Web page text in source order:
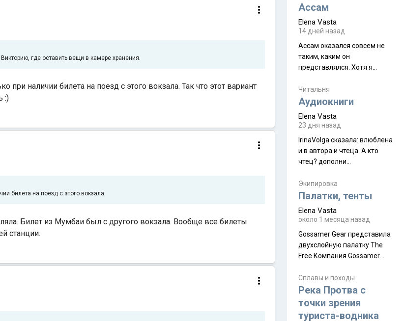
где оставить вещи в камере хранения.
наличии билета на поезд с этого вокзала. Так что этот вариант
:)
билета на поезд с этого вокзала.
Билет из Мумбаи был с другого вокзала. Вообще все билеты
станции.
Ассам
Elena Vasta
14 дней назад
Ассам оказался совсем не
таким, каким он
представлялся. Хотя я
краешек, но все же схватила
ауру штата, как-то он меня
природа, мягкие
такая как бы переходная
ступень между привычной
нам Индией и остальными
надеюсь увидеть.
Читальня
Аудиокниги
Elena Vasta
23 дня назад
IrinaVolga сказалa: влюблена
и в автора и чтеца. А кто
чтец? дополни
Экипировка
Палатки, тенты
Elena Vasta
около 1 месяца назад
Gossamer Gear представила
двухслойную палатку The
Free Компания Gossamer
туристическую палатку The
Free, которая стала первой
ультралегкой моделью в
Сплавы и походы
Река Протва с
точки зрения
туриста-водника